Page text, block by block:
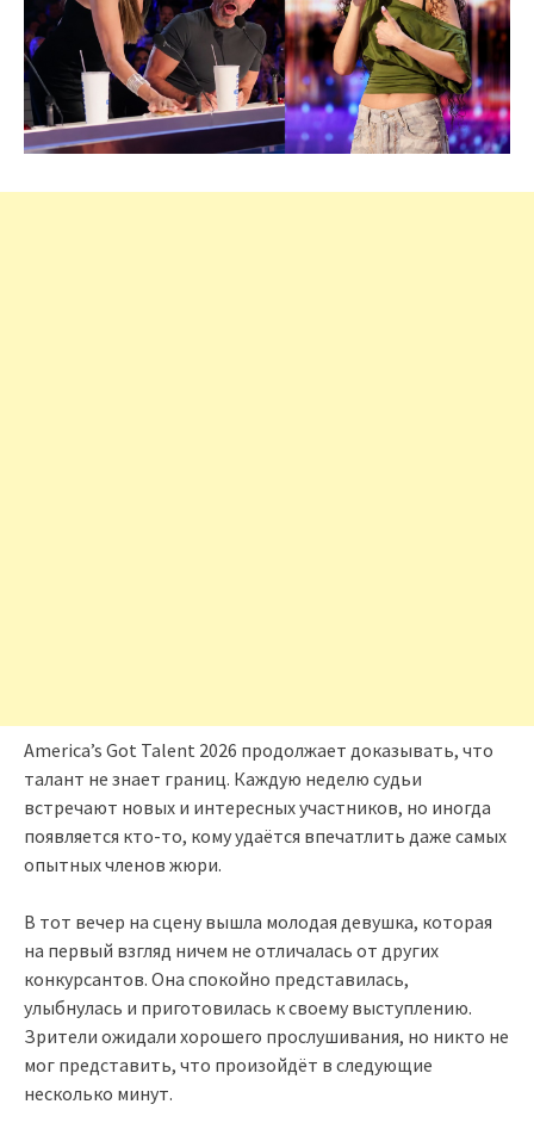
America’s Got Talent 2026 продолжает доказывать, что
талант не знает границ. Каждую неделю судьи
встречают новых и интересных участников, но иногда
появляется кто-то, кому удаётся впечатлить даже самых
опытных членов жюри.
В тот вечер на сцену вышла молодая девушка, которая
на первый взгляд ничем не отличалась от других
конкурсантов. Она спокойно представилась,
улыбнулась и приготовилась к своему выступлению.
Зрители ожидали хорошего прослушивания, но никто не
мог представить, что произойдёт в следующие
несколько минут.